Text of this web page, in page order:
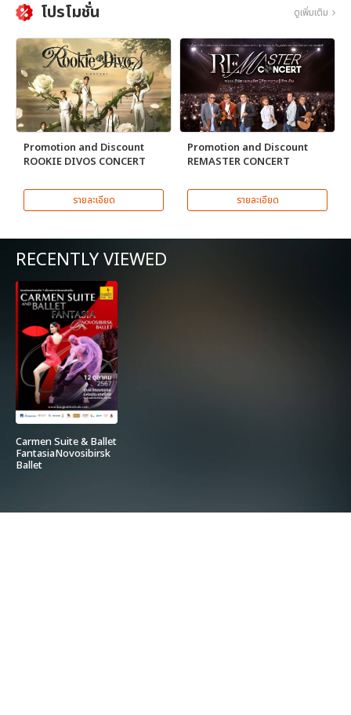
โปรโมชั่น ดูเพิ่มเติม
Promotion and Discount
ROOKIE DIVOS CONCERT
รายละเอียด
Promotion and Discount
REMASTER CONCERT
รายละเอียด
RECENTLY VIEWED
Carmen Suite & Ballet
FantasiaNovosibirsk
Ballet